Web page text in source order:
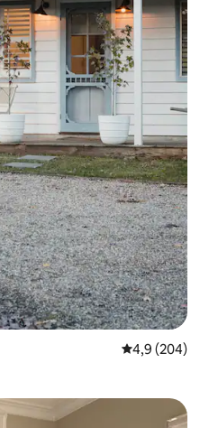
Gemiddelde
4,9 (204)